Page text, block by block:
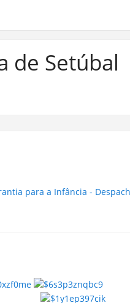
de Setúbal
para a Infância -